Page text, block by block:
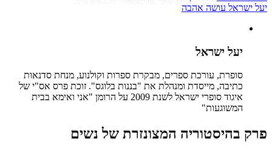
יעל ישראל עושה אהבה
יעל ישראל
סופרת, עורכת ספרים, מבקרת ספרות וקולנוע, מנחת סדנאות
כתיבה, מייסדת ומנהלת את "בננות בלוגס". זוכת פרס אס"י של
איגוד סופרי ישראל לשנת 2009 על הרומן "אני ואימא בבית
המשוגעות"
פרק בהיסטוריה המצונזרת של נשים